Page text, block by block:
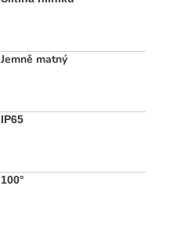
Jemně matný
IP65
100°